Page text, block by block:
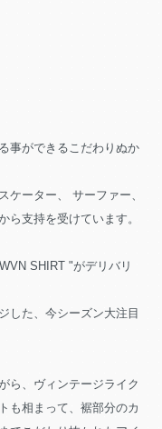
事ができるこだわりぬか
ケーター、 サーファー、
ら支持を受けています。
SHIRT "がデリバリ
した、今シーズン大注目
ら、ヴィンテージライク
も相まって、裾部分のカ